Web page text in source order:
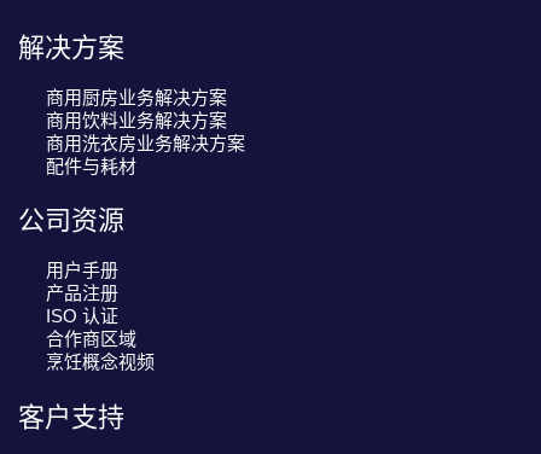
解决方案
商用厨房业务解决方案
商用饮料业务解决方案
商用洗衣房业务解决方案
配件与耗材
公司资源
用户手册
产品注册
ISO 认证
合作商区域
烹饪概念视频
客户支持